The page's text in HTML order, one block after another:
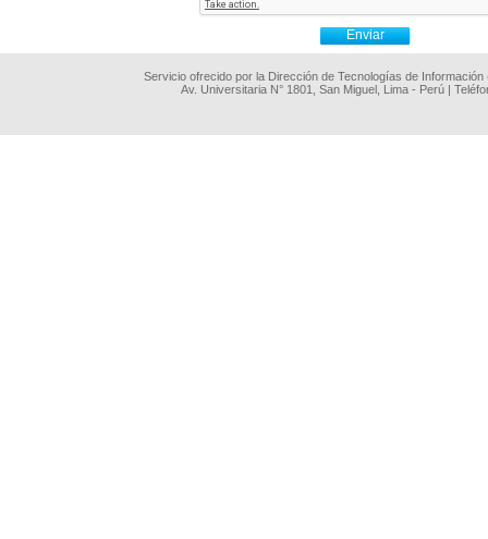
Servicio ofrecido por la Dirección de Tecnologías de
Av. Universitaria N° 1801, San Miguel, Lima - Perú |